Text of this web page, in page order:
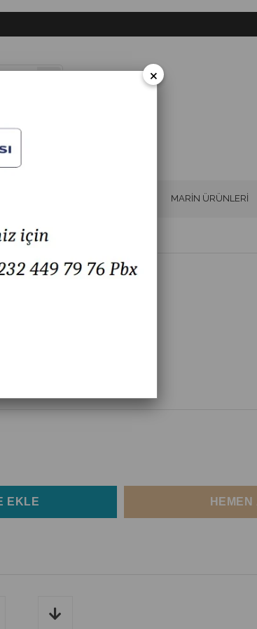
MARİN ÜRÜNLERİ
AC/DC 6PİN 1CO
×